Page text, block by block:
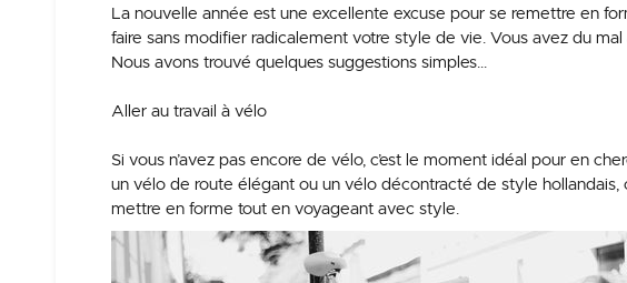
La nouvelle année est une excellente excuse pour se remettre en
faire sans modifier radicalement votre style de vie. Vous avez du
Nous avons trouvé quelques suggestions simples…
Aller au travail à vélo
Si vous n’avez pas encore de vélo, c’est le moment idéal pour en
un vélo de route élégant ou un vélo décontracté de style hollandais,
mettre en forme tout en voyageant avec style.